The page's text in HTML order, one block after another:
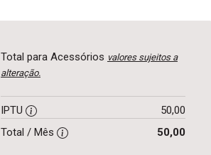
Total para Acessórios valores sujeitos a
alteração.
IPTU
50,00
Total / Mês
50,00